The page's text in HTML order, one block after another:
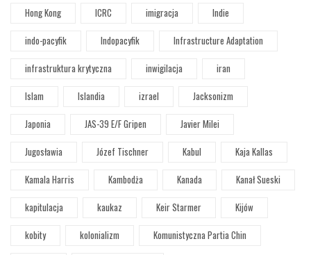
Hong Kong
ICRC imigracja
Indie
indo-pacyfik
Indopacyfik
Infrastructure Adaptation
infrastruktura krytyczna
inwigilacja
iran
Islam
Islandia izrael
Jacksonizm
Japonia
JAS-39 E/F Gripen
Javier Milei
Jugosławia
Józef Tischner Kabul
Kaja Kallas
Kamala Harris
Kambodża Kanada
Kanał Sueski
kapitulacja
kaukaz Keir Starmer
Kijów
kobity
kolonializm
Komunistyczna Partia Chin